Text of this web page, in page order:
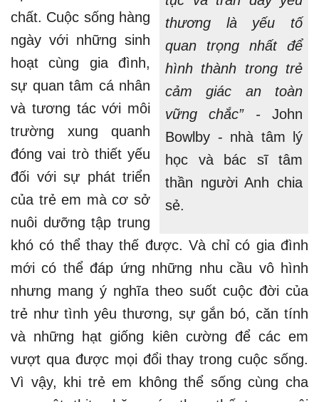
thương là yếu tố
quan trọng nhất để
hình thành trong trẻ
cảm giác an toàn
vững chắc” - John
Bowlby - nhà tâm lý
học và bác sĩ tâm
thần người Anh chia
sẻ.
chất. Cuộc sống hàng
ngày với những sinh
hoạt cùng gia đình,
sự quan tâm cá nhân
và tương tác với môi
trường xung quanh
đóng vai trò thiết yếu
đối với sự phát triển
của trẻ em mà cơ sở
nuôi dưỡng tập trung
khó có thể thay thế được. Và chỉ có gia đình
mới có thể đáp ứng những nhu cầu vô hình
nhưng mang ý nghĩa theo suốt cuộc đời của
trẻ như tình yêu thương, sự gắn bó, căn tính
và những hạt giống kiên cường để các em
vượt qua được mọi đổi thay trong cuộc sống.
Vì vậy, khi trẻ em không thể sống cùng cha